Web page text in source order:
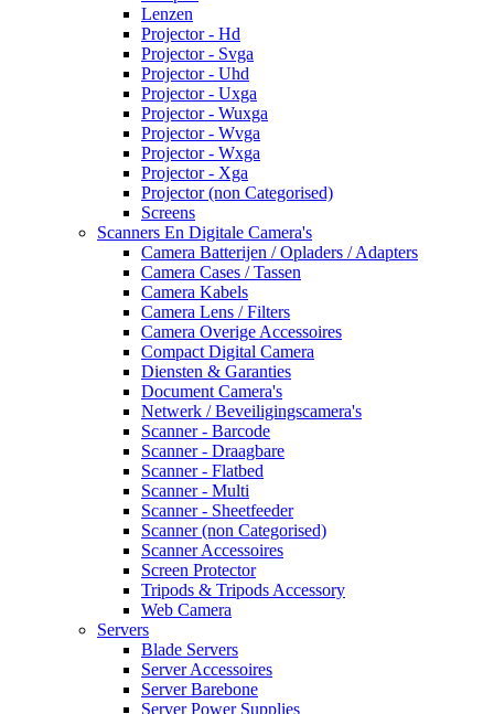
Lenzen
Projector - Hd
Projector - Svga
Projector - Uhd
Projector - Uxga
Projector - Wuxga
Projector - Wvga
Projector - Wxga
Projector - Xga
Projector (non Categorised)
Screens
Scanners En Digitale Camera's
Camera Batterijen / Opladers / Adapters
Camera Cases / Tassen
Camera Kabels
Camera Lens / Filters
Camera Overige Accessoires
Compact Digital Camera
Diensten & Garanties
Document Camera's
Netwerk / Beveiligingscamera's
Scanner - Barcode
Scanner - Draagbare
Scanner - Flatbed
Scanner - Multi
Scanner - Sheetfeeder
Scanner (non Categorised)
Scanner Accessoires
Screen Protector
Tripods & Tripods Accessory
Web Camera
Servers
Blade Servers
Server Accessoires
Server Barebone
Server Power Supplies